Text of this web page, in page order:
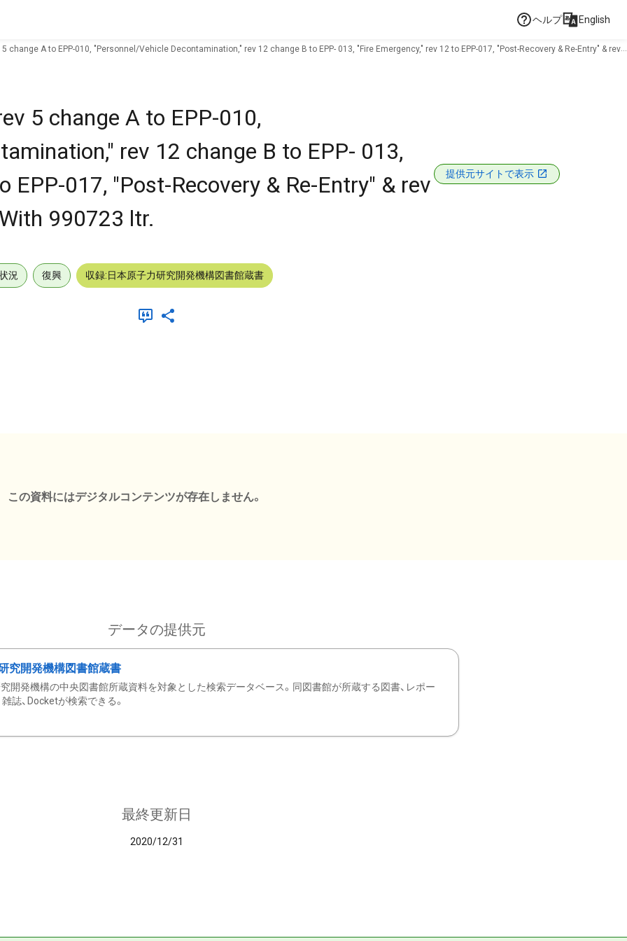
ヘルプ English
change A to EPP-010, "Personnel/Vehicle Decontamination," rev 12 change B to EPP- 013, "Fire Emergency," rev 12 to EPP-017, "Post-Recovery & Re-Entry" & rev
5 change A to EPP-010,
rev 12 change B to EPP- 013,
EPP-017, "Post-Recovery & Re-Entry" & rev
990723 ltr.
提供元サイトで表示
況 復興 収録:日本原子力研究開発機構図書館蔵書
この資料にはデジタルコンテンツが存在しません。
データの提供元
究開発機構図書館蔵書
開発機構の中央図書館所蔵資料を対象とした検索データベース。同図書館が所蔵する図書、レポー
雑誌、Docketが検索できる。
最終更新日
2020/12/31